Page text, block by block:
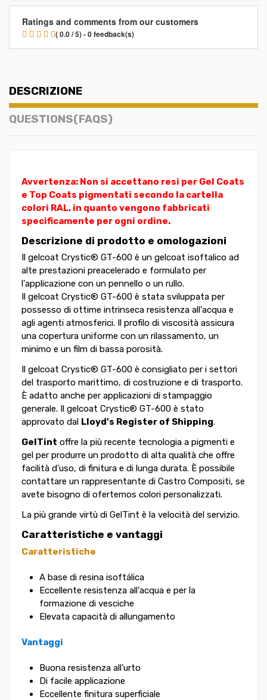
Ratings and comments from our customers
( 0.0 / 5) - 0 feedback(s)
DESCRIZIONE
QUESTIONS(FAQS)
Avvertenza: Non si accettano resi per Gel Coats
e Top Coats pigmentati secondo la cartella
colori RAL, in quanto vengono fabbricati
specificamente per ogni ordine.
Descrizione di prodotto e omologazioni
Il gelcoat Crystic® GT-600 è un gelcoat isoftalico ad
alte prestazioni preacelerado e formulato per
l'applicazione con un pennello o un rullo.
Il gelcoat Crystic® GT-600 è stata sviluppata per
possesso di ottime intrinseca resistenza all'acqua e
agli agenti atmosferici. Il profilo di viscosità assicura
una copertura uniforme con un rilassamento, un
minimo e un film di bassa porosità.
Il gelcoat Crystic® GT-600 è consigliato per i settori
del trasporto marittimo, di costruzione e di trasporto.
È adatto anche per applicazioni di stampaggio
generale. Il gelcoat Crystic® GT-600 è stato
approvato dal Lloyd's Register of Shipping.
GelTint offre la più recente tecnologia a pigmenti e
gel per produrre un prodotto di alta qualità che offre
facilità d'uso, di finitura e di lunga durata. È possibile
contattare un rappresentante di Castro Compositi, se
avete bisogno di ofertemos colori personalizzati.
La più grande virtù di GelTint è la velocità del servizio.
Caratteristiche e vantaggi
Caratteristiche
A base di resina isoftálica
Eccellente resistenza all'acqua e per la
formazione di vesciche
Elevata capacità di allungamento
Vantaggi
Buona resistenza all'urto
Di facile applicazione
Eccellente finitura superficiale